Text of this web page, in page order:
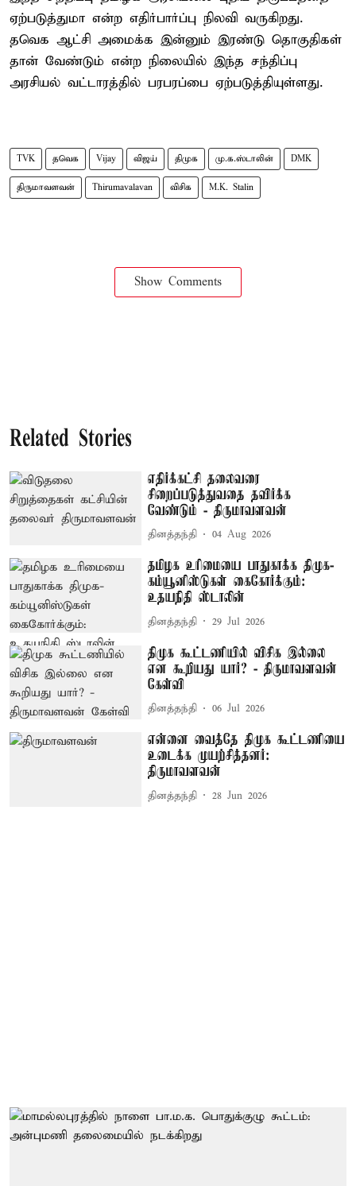
ஏற்படுத்துமா என்ற எதிர்பார்ப்பு நிலவி வருகிறது.
தவெக ஆட்சி அமைக்க இன்னும் இரண்டு தொகுதிகள்
தான் வேண்டும் என்ற நிலையில் இந்த சந்திப்பு
அரசியல் வட்டாரத்தில் பரபரப்பை ஏற்படுத்தியுள்ளது.
TVK தவெக Vijay விஜய் திமுக மு.க.ஸ்டாலின் DMK
திருமாவளவன் Thirumavalavan விசிக M.K. Stalin
Show Comments
Related Stories
எதிர்க்கட்சி தலைவரை
சிறைப்படுத்துவதை தவிர்க்க
வேண்டும் - திருமாவளவன்
தினத்தந்தி 04 Aug 2026
தமிழக உரிமையை பாதுகாக்க திமுக-
கம்யூனிஸ்டுகள் கைகோர்க்கும்:
உதயநிதி ஸ்டாலின்
தினத்தந்தி 29 Jul 2026
திமுக கூட்டணியில் விசிக இல்லை
என கூறியது யார்? - திருமாவளவன்
கேள்வி
தினத்தந்தி 06 Jul 2026
என்னை வைத்தே திமுக கூட்டணியை
உடைக்க முயற்சித்தனர்:
திருமாவளவன்
தினத்தந்தி 28 Jun 2026